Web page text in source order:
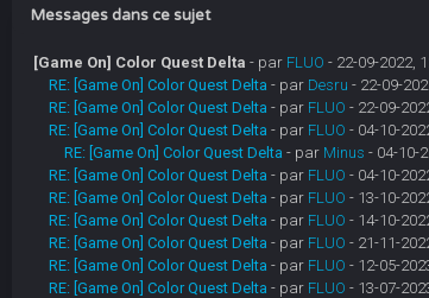
Messages dans ce sujet
[Game On] Color Quest Delta - par FLUO - 22-09-2022,
RE: [Game On] Color Quest Delta - par Desru - 22-09-
RE: [Game On] Color Quest Delta - par FLUO - 22-09-
RE: [Game On] Color Quest Delta - par FLUO - 04-10-
RE: [Game On] Color Quest Delta - par Minus - 04-10-
RE: [Game On] Color Quest Delta - par FLUO - 04-10-
RE: [Game On] Color Quest Delta - par FLUO - 13-10-
RE: [Game On] Color Quest Delta - par FLUO - 14-10-
RE: [Game On] Color Quest Delta - par FLUO - 21-11-
RE: [Game On] Color Quest Delta - par FLUO - 12-05-
RE: [Game On] Color Quest Delta - par FLUO - 13-07-